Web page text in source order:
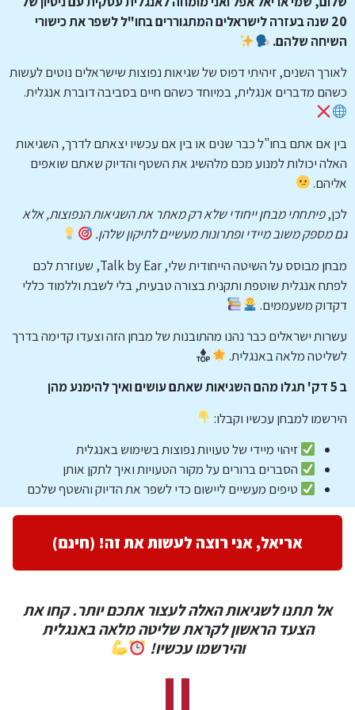
20 שנה בעזרה לישראלים המתגוררים בחו"ל לשפר את כישורי
השיחה שלהם.
לאורך השנים, זיהיתי דפוס של שגיאות נפוצות שישראלים נוטים לעשות
כשהם מדברים אנגלית, במיוחד כשהם חיים בסביבה דוברת אנגלית.
בין אם אתם בחו"ל כבר שנים או בין אם עכשיו יצאתם לדרך, השגיאות
האלה יכולות למנוע מכם מלהשיג את השטף והדיוק שאתם שואפים
אליהם.
לכן,פיתחתי מבחן ייחודי שלא רק מאתר את השגיאות הנפוצות, אלא
גם מספק משוב מיידי ופתרונות מעשיים לתיקון שלהן.
מבחן מבוסס על השיטה הייחודית שלי, Talk by Ear, שעוזרת לכם
לפתח אנגלית שוטפת ותקנית בצורה טבעית, בלי לשבת וללמוד כללי
דקדוק משעממים.
עשרות ישראלים כבר נהנו מהתובנות של מבחן הזה וצעדו קדימה בדרך
לשליטה מלאה באנגלית.
ב 5 דק' תגלו מהם השגיאות שאתם עושים ואיך להימנע מהן
הירשמו למבחן עכשיו וקבלו:
זיהוי מיידי של טעויות נפוצות בשימוש באנגלית
הסברים ברורים על מקור הטעויות ואיך לתקן אותן
טיפים מעשיים ליישום כדי לשפר את הדיוק והשטף שלכם
אריאל, אני רוצה לעשות את זה! (חינם)
אל תתנו לשגיאות האלה לעצור אתכם יותר. קחו את
הצעד הראשון לקראת שליטה מלאה באנגלית
והירשמו עכשיו!